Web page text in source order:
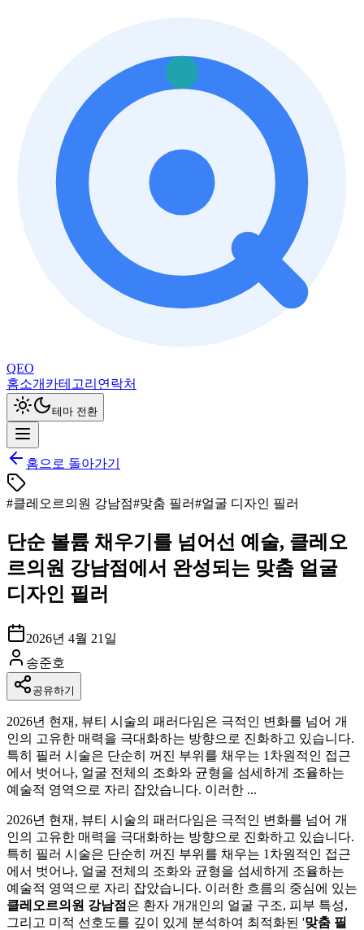
QEO
홈소개 카테고리 연락처
테마 전환
홈으로 돌아가기
#클레오르의원 강남점#맞춤 필러#얼굴 디자인 필러
단순 볼륨 채우기를 넘어선 예술, 클레오
르의원 강남점에서 완성되는 맞춤 얼굴
디자인 필러
2026년 4월 21일
송준호
공유하기
2026년 현재, 뷰티 시술의 패러다임은 극적인 변화를 넘어 개
인의 고유한 매력을 극대화하는 방향으로 진화하고 있습니다.
특히 필러 시술은 단순히 꺼진 부위를 채우는 1차원적인 접근
에서 벗어나, 얼굴 전체의 조화와 균형을 섬세하게 조율하는
예술적 영역으로 자리 잡았습니다. 이러한 ...
2026년 현재, 뷰티 시술의 패러다임은 극적인 변화를 넘어 개
인의 고유한 매력을 극대화하는 방향으로 진화하고 있습니다.
특히 필러 시술은 단순히 꺼진 부위를 채우는 1차원적인 접근
에서 벗어나, 얼굴 전체의 조화와 균형을 섬세하게 조율하는
예술적 영역으로 자리 잡았습니다. 이러한 흐름의 중심에 있는
클레오르의원 강남점 은 환자 개개인의 얼굴 구조, 피부 특성,
그리고 미적 선호도를 깊이 있게 분석하여 최적화된 '맞춤 필